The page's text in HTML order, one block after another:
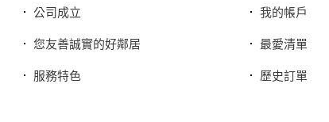
公司成立
您友善誠實的好鄰居
服務特色
我的帳戶
最愛清單
歷史訂單